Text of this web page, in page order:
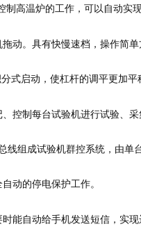
制高温炉的工作，可以自动实
动。具有快慢速档，操作简
式启动，使杠杆的调平更加
控制每台试验机进行试验、
线组成试验机群控系统，由单
动的停电保护工作。
能自动给手机发送短信，实现